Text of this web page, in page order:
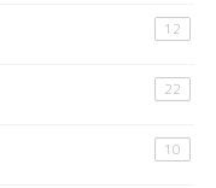
12
22
10